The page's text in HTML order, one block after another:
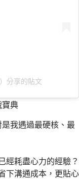
分享的貼文
寶典
是我遇過最硬核、最
經耗盡心力的經驗？
下溝通成本，更貼心